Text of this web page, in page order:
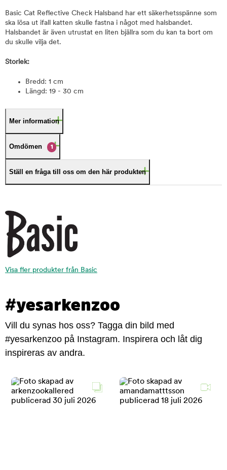
Basic Cat Reflective Check Halsband har ett säkerhetsspänne som
ska lösa ut ifall katten skulle fastna i något med halsbandet.
Halsbandet är även utrustat en liten bjällra som du kan ta bort om
du skulle vilja det.
Storlek:
Bredd: 1 cm
Längd: 19 - 30 cm
Mer information
Omdömen 1
Ställ en fråga till oss om den här produkten
Visa fler produkter från Basic
#yesarkenzoo
Vill du synas hos oss? Tagga din bild med
#yesarkenzoo på Instagram. Inspirera och låt dig
inspireras av andra.